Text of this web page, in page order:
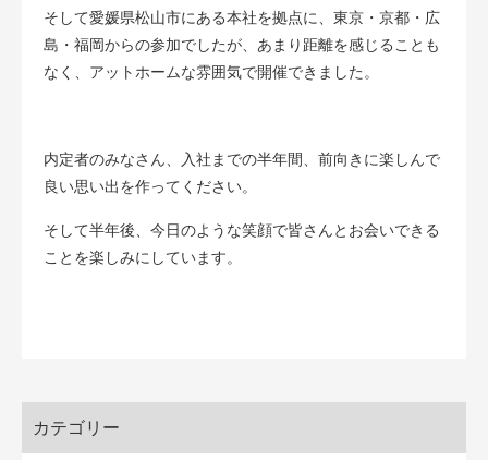
そして愛媛県松山市にある本社を拠点に、東京・京都・広
島・福岡からの参加でしたが、あまり距離を感じることも
なく、アットホームな雰囲気で開催できました。
内定者のみなさん、入社までの半年間、前向きに楽しんで
良い思い出を作ってください。
そして半年後、今日のような笑顔で皆さんとお会いできる
ことを楽しみにしています。
カテゴリー